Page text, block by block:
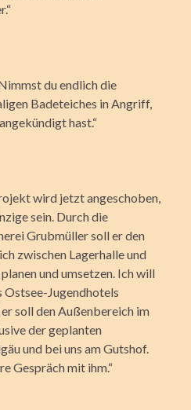
du endlich die
Badeteiches in Angriff,
hast.“
wird jetzt angeschoben,
sein. Durch die
Grubmüller soll er den
zwischen Lagerhalle und
und umsetzen. Ich will
Ostsee-Jugendhotels
soll den Außenbereich im
der geplanten
und bei uns am Gutshof.
Gespräch mit ihm.“